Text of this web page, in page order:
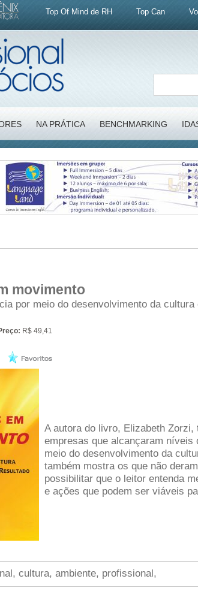
Top Of Mind de RH Top Can
NA PRÁTICA BENCHMARKING
movimento
por meio do desenvolvimento da cultura
R$ 49,41
A autora do livro, Elizabeth
empresas que alcançaram níveis
meio do desenvolvimento da
também mostra os que não
possibilitar que o leitor entenda
e ações que podem ser viáveis
cultura, ambiente, profissional,